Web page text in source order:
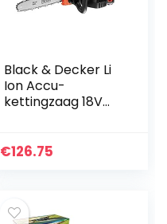
Black & Decker Li
Ion Accu-
kettingzaag 18V
Ideaal voor Hout
€126.75